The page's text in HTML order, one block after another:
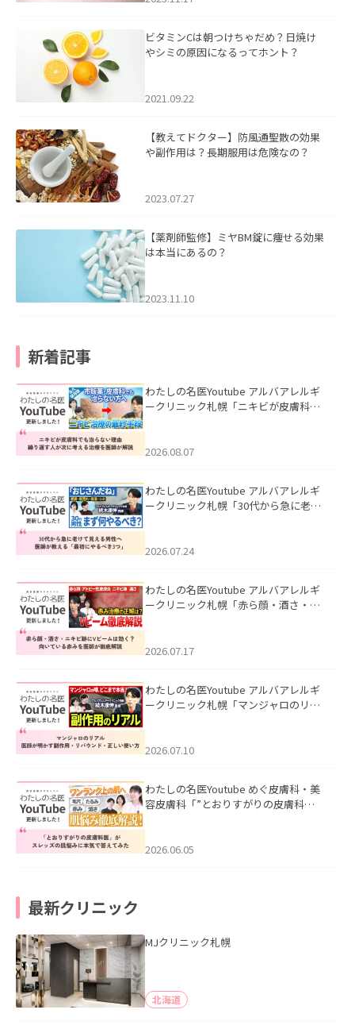
ビタミンCは朝つけちゃだめ？日焼け
やシミの原因になるってホント？
2021.09.22
【教えてドクター】防風通聖散の効果
や副作用は？長期服用は危険なの？
2023.07.27
【薬剤師監修】ミヤBM錠に痩せる効果
は本当にあるの？
2023.11.10
新着記事
わたしの名医Youtube アルバアレルギ
ークリニック札幌「ニキビが皮膚科で
ました。
2026.08.07
わたしの名医Youtube アルバアレルギ
ークリニック札幌「30代から急に老け
た。
2026.07.24
わたしの名医Youtube アルバアレルギ
ークリニック札幌「赤ら顔・酒さ・ニ
した。
2026.07.17
わたしの名医Youtube アルバアレルギ
ークリニック札幌「マンジャロのリア
た。
2026.07.10
わたしの名医Youtube めぐ皮膚科・美
容皮膚科「”とおりすがりの皮膚科
2026.06.05
最新クリニック
MJクリニック札幌
北海道